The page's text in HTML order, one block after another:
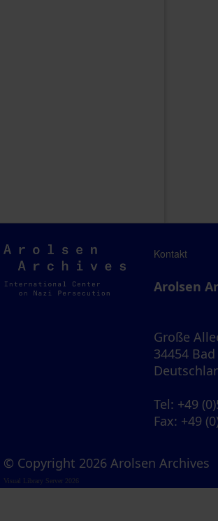
Arolsen
Archives
Kontakt
Arolsen
Große
34454
Tel: +49
Fax: +49
© Copyright 2026 Arolsen Archives
Visual Library Server 2026